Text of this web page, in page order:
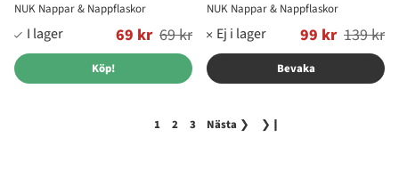
NUK Nappar & Nappflaskor
69 kr
Ordinarie pris: 69 kr
Köp!
NUK Nappar & Nappflaskor
99 kr
Ordinarie pris: 139 kr
Bevaka
1 2 3 Nästa ❯ ❯❙